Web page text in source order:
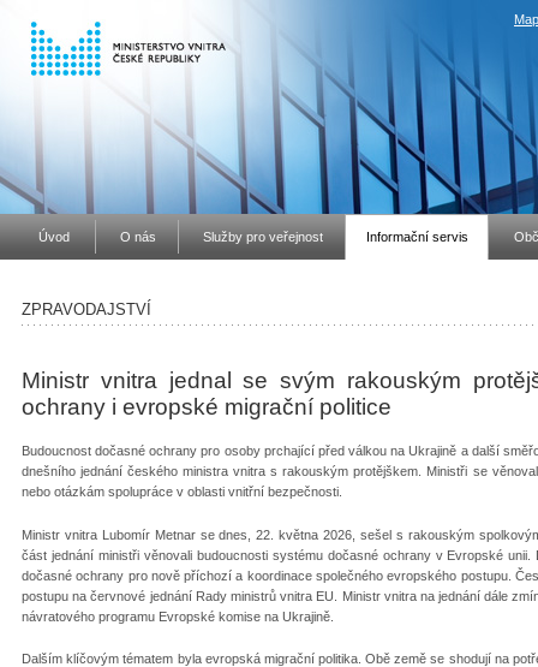
Úvod O nás Služby pro veřejnost Informační servis
ZPRAVODAJSTVÍ
Ministr vnitra jednal se svým rakouským
ochrany i evropské migrační politice
Budoucnost dočasné ochrany pro osoby prchající před válkou na Ukrajině a další
dnešního jednání českého ministra vnitra s rakouským protějškem. Ministři se
nebo otázkám spolupráce v oblasti vnitřní bezpečnosti.
Ministr vnitra Lubomír Metnar se dnes, 22. května 2026, sešel s rakouským
část jednání ministři věnovali budoucnosti systému dočasné ochrany v Evropské
dočasné ochrany pro nově příchozí a koordinace společného evropského postupu.
postupu na červnové jednání Rady ministrů vnitra EU. Ministr vnitra na jednání dále
návratového programu Evropské komise na Ukrajině.
Dalším klíčovým tématem byla evropská migrační politika. Obě země se shodují na